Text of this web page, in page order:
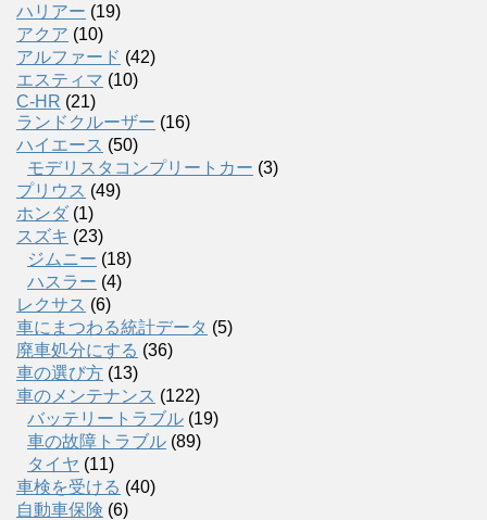
ハリアー (19)
アクア (10)
アルファード (42)
エスティマ (10)
C-HR (21)
ランドクルーザー (16)
ハイエース (50)
モデリスタコンプリートカー (3)
プリウス (49)
ホンダ (1)
スズキ (23)
ジムニー (18)
ハスラー (4)
レクサス (6)
車にまつわる統計データ (5)
廃車処分にする (36)
車の選び方 (13)
車のメンテナンス (122)
バッテリートラブル (19)
車の故障トラブル (89)
タイヤ (11)
車検を受ける (40)
自動車保険 (6)